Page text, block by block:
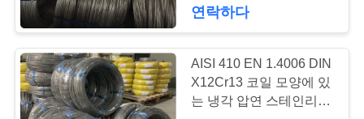
요
사
이
스테인레스 스틸 바
연락하다
AISI 410 EN 1.4006 DIN
X12Cr13 코일 모양에 있
는 냉각 압연 스테인리스